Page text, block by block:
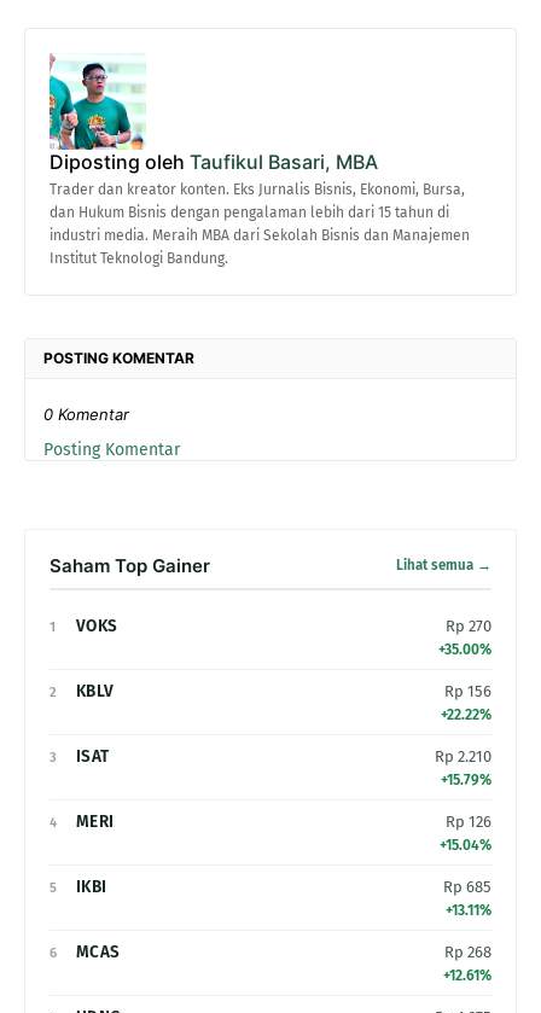
Diposting oleh Taufikul Basari, MBA
Trader dan kreator konten. Eks Jurnalis Bisnis, Ekonomi, Bursa,
dan Hukum Bisnis dengan pengalaman lebih dari 15 tahun di
industri media. Meraih MBA dari Sekolah Bisnis dan Manajemen
Institut Teknologi Bandung.
POSTING KOMENTAR
0 Komentar
Posting Komentar
Saham Top Gainer Lihat semua →
1 VOKS Rp 270
+35.00%
2 KBLV Rp 156
+22.22%
3 ISAT Rp 2.210
+15.79%
4 MERI Rp 126
+15.04%
5 IKBI Rp 685
+13.11%
6 MCAS Rp 268
+12.61%